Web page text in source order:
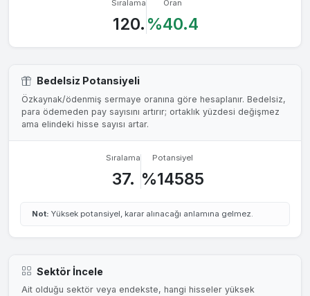
Sıralama
120.
Oran
%40.4
Bedelsiz Potansiyeli
Özkaynak/ödenmiş sermaye oranına göre hesaplanır. Bedelsiz,
para ödemeden pay sayısını artırır; ortaklık yüzdesi değişmez
ama elindeki hisse sayısı artar.
Sıralama
37.
Potansiyel
%14585
Not: Yüksek potansiyel, karar alınacağı anlamına gelmez.
Sektör İncele
Ait olduğu sektör veya endekste, hangi hisseler yüksek